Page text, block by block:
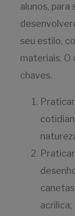
alunos, para
seu estilo,
materiais. O
chaves.
acrílica;